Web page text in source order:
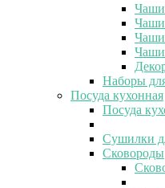
Чаши
Чаши
Наборы
Посуда кухонная
Посуда
Сушилки
Сковороды